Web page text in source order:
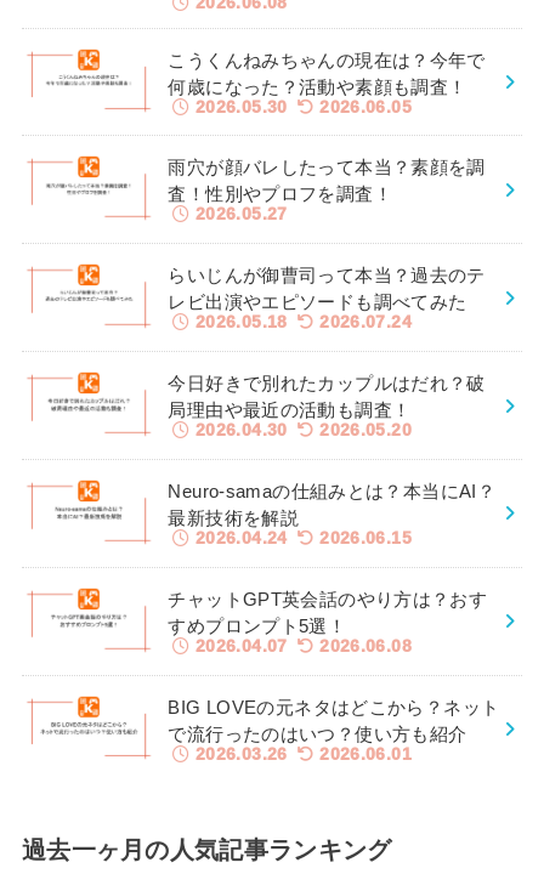
こうくんねみちゃんの現在は？今年で
何歳になった？活動や素顔も調査！
2026.05.30 2026.06.05
雨穴が顔バレしたって本当？素顔を調
査！性別やプロフを調査！
2026.05.27
らいじんが御曹司って本当？過去のテ
レビ出演やエピソードも調べてみた
2026.05.18 2026.07.24
今日好きで別れたカップルはだれ？破
局理由や最近の活動も調査！
2026.04.30 2026.05.20
Neuro-samaの仕組みとは？本当にAI？
最新技術を解説
2026.04.24 2026.06.15
チャットGPT英会話のやり方は？おす
すめプロンプト5選！
2026.04.07 2026.06.08
BIG LOVEの元ネタはどこから？ネット
で流行ったのはいつ？使い方も紹介
2026.03.26 2026.06.01
過去一ヶ月の人気記事ランキング